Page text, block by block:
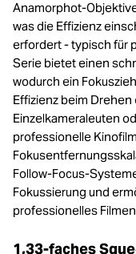
Anamorphot-
was die Effizienz
erfordert - typisch für
Serie bietet einen
wodurch ein
Effizienz beim
Einzelkameraleuten
professionelle
Follow-Focus-
Fokussierung und
professionelles
1,33-faches